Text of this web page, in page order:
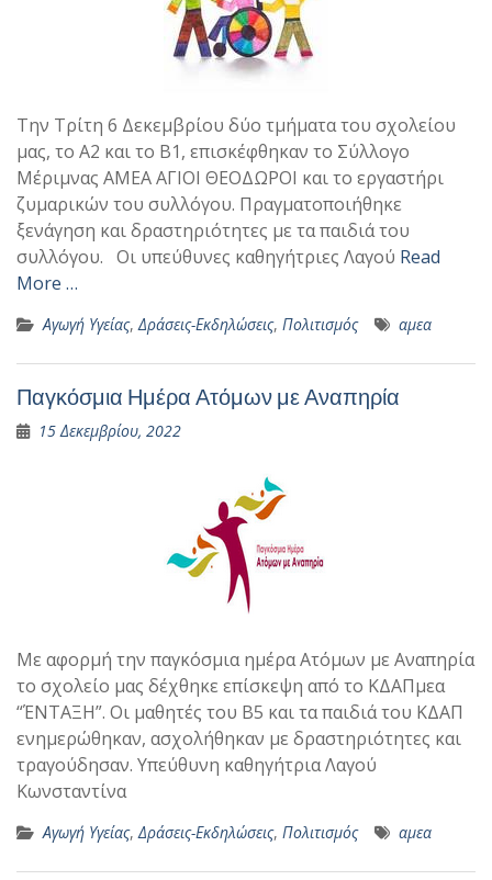
Την Τρίτη 6 Δεκεμβρίου δύο τμήματα του σχολείου
μας, το Α2 και το Β1, επισκέφθηκαν το Σύλλογο
Μέριμνας ΑΜΕΑ ΑΓΙΟΙ ΘΕΟΔΩΡΟΙ και το εργαστήρι
ζυμαρικών του συλλόγου. Πραγματοποιήθηκε
ξενάγηση και δραστηριότητες με τα παιδιά του
συλλόγου. Οι υπεύθυνες καθηγήτριες Λαγού Read
More …
Αγωγή Υγείας,Δράσεις-Εκδηλώσεις, Πολιτισμός αμεα
Παγκόσμια Ημέρα Ατόμων με Αναπηρία
15 Δεκεμβρίου, 2022
Με αφορμή την παγκόσμια ημέρα Ατόμων με Αναπηρία
το σχολείο μας δέχθηκε επίσκεψη από το ΚΔΑΠμεα
“ΈΝΤΑΞΗ”. Οι μαθητές του Β5 και τα παιδιά του ΚΔΑΠ
ενημερώθηκαν, ασχολήθηκαν με δραστηριότητες και
τραγούδησαν. Υπεύθυνη καθηγήτρια Λαγού
Κωνσταντίνα
Αγωγή Υγείας,Δράσεις-Εκδηλώσεις, Πολιτισμός αμεα